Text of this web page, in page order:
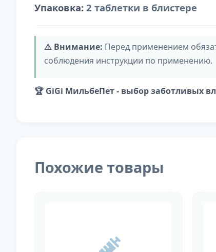
Упаковка: 2 таблетки в блистере
⚠️ Внимание: Перед применением
соблюдения инструкции по применению.
🏆 GiGi МильбеПет - выбор заботливых
Похожие товары